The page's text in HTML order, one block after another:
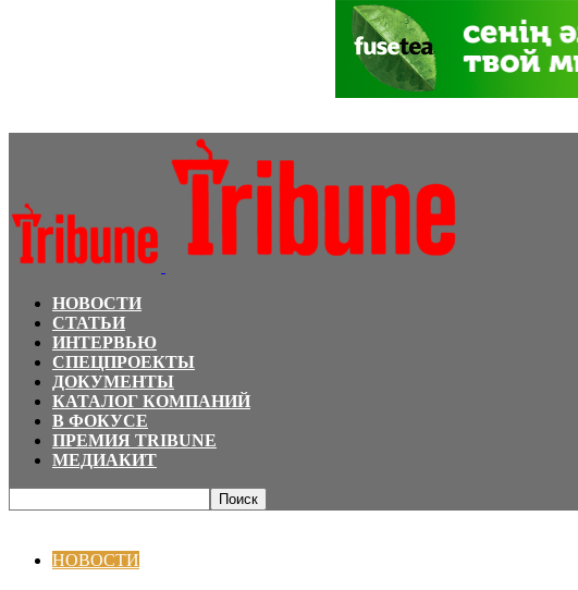
НОВОСТИ
СТАТЬИ
ИНТЕРВЬЮ
СПЕЦПРОЕКТЫ
ДОКУМЕНТЫ
КАТАЛОГ КОМПАНИЙ
В ФОКУСЕ
ПРЕМИЯ TRIBUNE
МЕДИАКИТ
НОВОСТИ